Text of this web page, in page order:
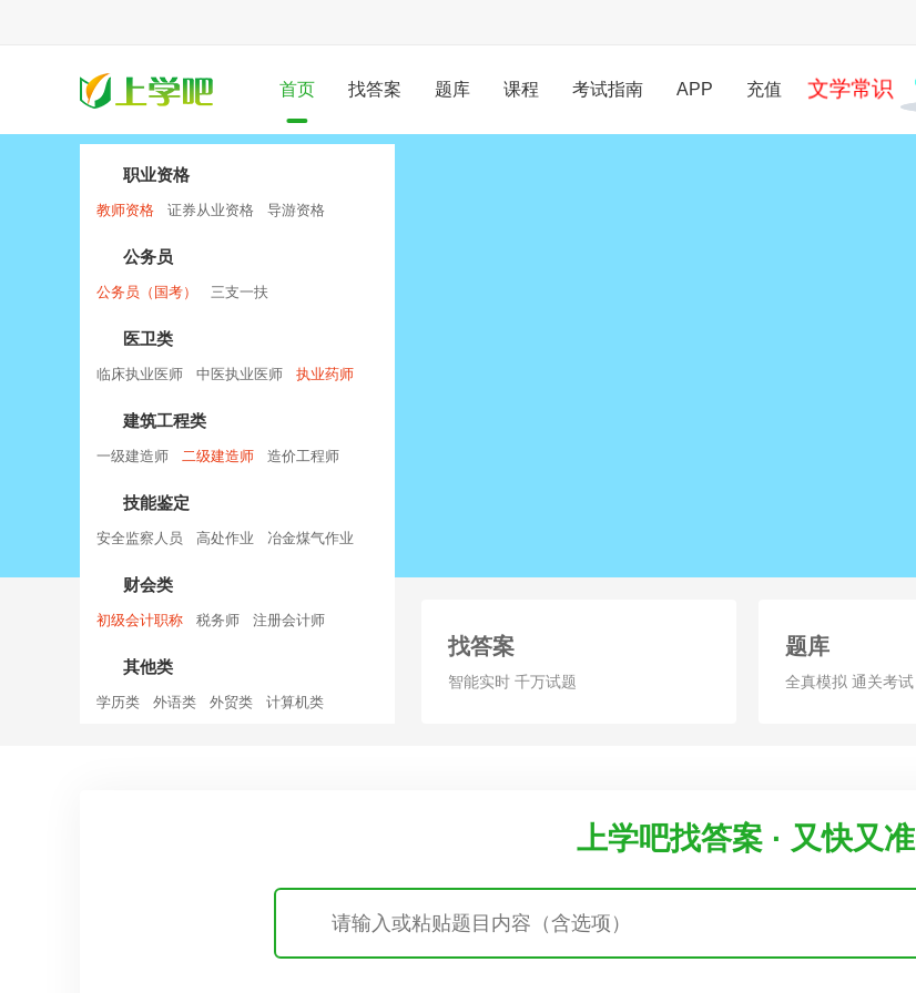
首页 找答案 题库 课程 考试指南 APP 充值 文学常识
职业资格
教师资格 证券从业资格 导游资格
公务员
公务员（国考） 三支一扶
医卫类
临床执业医师 中医执业医师 执业药师
建筑工程类
一级建造师 二级建造师 造价工程师
技能鉴定
安全监察人员 高处作业 冶金煤气作业
财会类
初级会计职称 税务师 注册会计师
其他类
学历类 外语类 外贸类 计算机类
找答案
智能实时 千万试题
题库
全真模拟 通关考试
上学吧找答案 · 又快又准